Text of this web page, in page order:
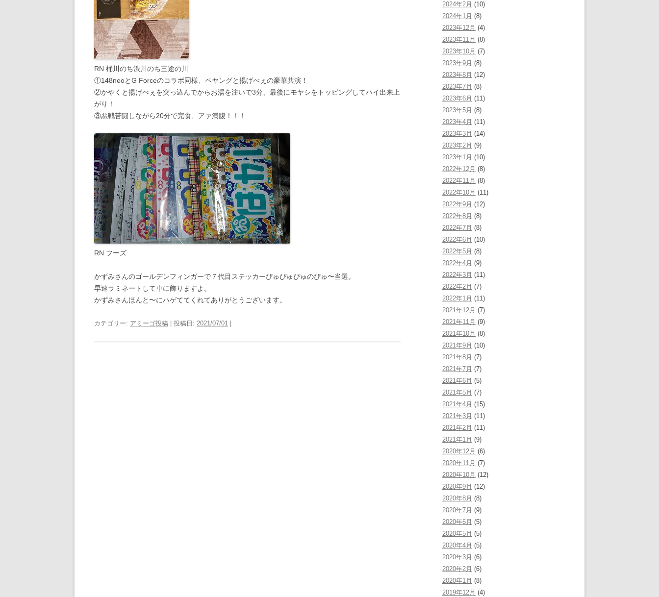
RN 桶川のち渋川のち三途の川
①148neoとG Forceのコラボ同様、ペヤングと揚げべぇの豪華共演！
②かやくと揚げべぇを突っ込んでからお湯を注いで3分、最後にモヤシをトッピングしてハイ出来上
がり！
③悪戦苦闘しながら20分で完食、アァ満腹！！！
RN フーズ
かずみさんのゴールデンフィンガーで７代目ステッカーぴゅぴゅぴゅのぴゅ〜当選。
早速ラミネートして車に飾りますよ。
かずみさんほんと〜にハゲててくれてありがとうございます。
カテゴリー: アミーゴ投稿 | 投稿日: 2021/07/01
2024年2月 (10)
2024年1月 (8)
2023年12月 (4)
2023年11月 (8)
2023年10月 (7)
2023年9月 (8)
2023年8月 (12)
2023年7月 (8)
2023年6月 (11)
2023年5月 (8)
2023年4月 (11)
2023年3月 (14)
2023年2月 (9)
2023年1月 (10)
2022年12月 (8)
2022年11月 (8)
2022年10月 (11)
2022年9月 (12)
2022年8月 (8)
2022年7月 (8)
2022年6月 (10)
2022年5月 (8)
2022年4月 (9)
2022年3月 (11)
2022年2月 (7)
2022年1月 (11)
2021年12月 (7)
2021年11月 (9)
2021年10月 (8)
2021年9月 (10)
2021年8月 (7)
2021年7月 (7)
2021年6月 (5)
2021年5月 (7)
2021年4月 (15)
2021年3月 (11)
2021年2月 (11)
2021年1月 (9)
2020年12月 (6)
2020年11月 (7)
2020年10月 (12)
2020年9月 (12)
2020年8月 (8)
2020年7月 (9)
2020年6月 (5)
2020年5月 (5)
2020年4月 (5)
2020年3月 (6)
2020年2月 (6)
2020年1月 (8)
2019年12月 (4)